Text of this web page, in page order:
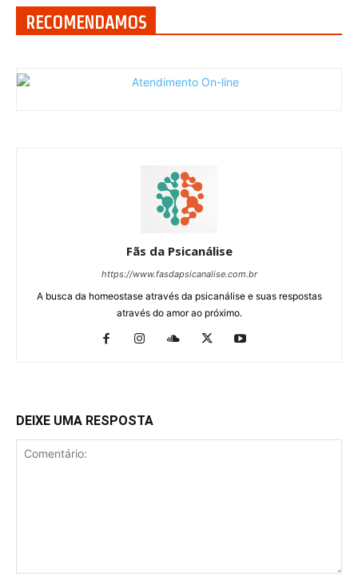
RECOMENDAMOS
Fãs da Psicanálise
https://www.fasdapsicanalise.com.br
A busca da homeostase através da psicanálise e suas respostas
através do amor ao próximo.
DEIXE UMA RESPOSTA